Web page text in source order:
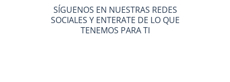
SÍGUENOS EN NUESTRAS REDES
SOCIALES Y ENTERATE DE LO QUE
TENEMOS PARA TI